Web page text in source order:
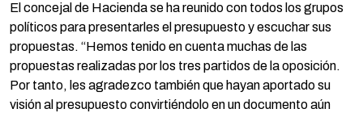
El concejal de Hacienda se ha reunido con todos los grupos
políticos para presentarles el presupuesto y escuchar sus
propuestas. “Hemos tenido en cuenta muchas de las
propuestas realizadas por los tres partidos de la oposición.
Por tanto, les agradezco también que hayan aportado su
visión al presupuesto convirtiéndolo en un documento aún